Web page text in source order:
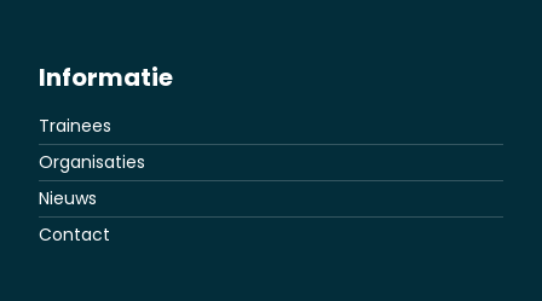
Informatie
Trainees
Organisaties
Nieuws
Contact